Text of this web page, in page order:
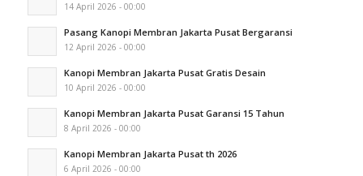
14 April 2026 - 00:00
Pasang Kanopi Membran Jakarta Pusat Bergaransi
12 April 2026 - 00:00
Kanopi Membran Jakarta Pusat Gratis Desain
10 April 2026 - 00:00
Kanopi Membran Jakarta Pusat Garansi 15 Tahun
8 April 2026 - 00:00
Kanopi Membran Jakarta Pusat th 2026
6 April 2026 - 00:00